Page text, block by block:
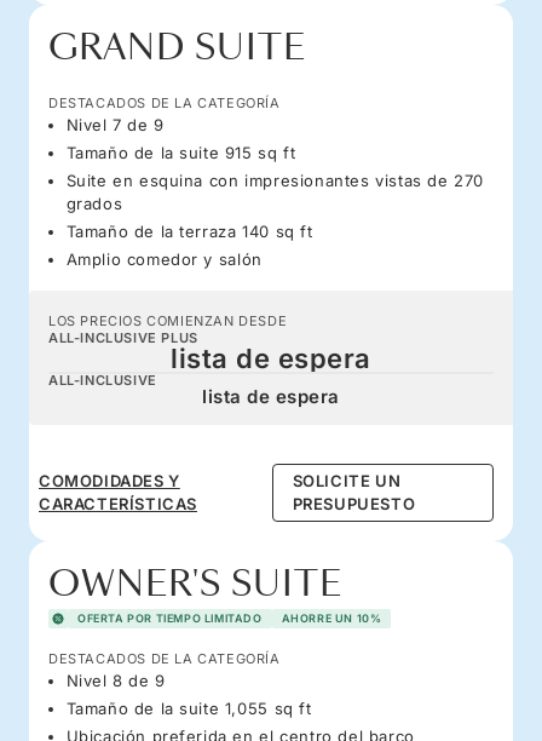
GRAND SUITE
DESTACADOS DE LA CATEGORÍA
Nivel 7 de 9
Tamaño de la suite 915 sq ft
Suite en esquina con impresionantes vistas de 270
grados
Tamaño de la terraza 140 sq ft
Amplio comedor y salón
LOS PRECIOS COMIENZAN DESDE
ALL-INCLUSIVE PLUS
lista de espera
ALL-INCLUSIVE
lista de espera
COMODIDADES Y
CARACTERÍSTICAS
SOLICITE UN
PRESUPUESTO
OWNER'S SUITE
OFERTA POR TIEMPO LIMITADO AHORRE UN 10%
DESTACADOS DE LA CATEGORÍA
Nivel 8 de 9
Tamaño de la suite 1,055 sq ft
Ubicación preferida en el centro del barco